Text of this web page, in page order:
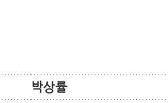
박상률